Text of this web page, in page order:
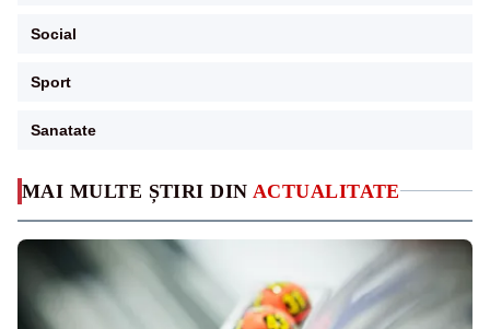
MAI MULTE ȘTIRI DIN ACTUALITATE
Social
Sport
Sanatate